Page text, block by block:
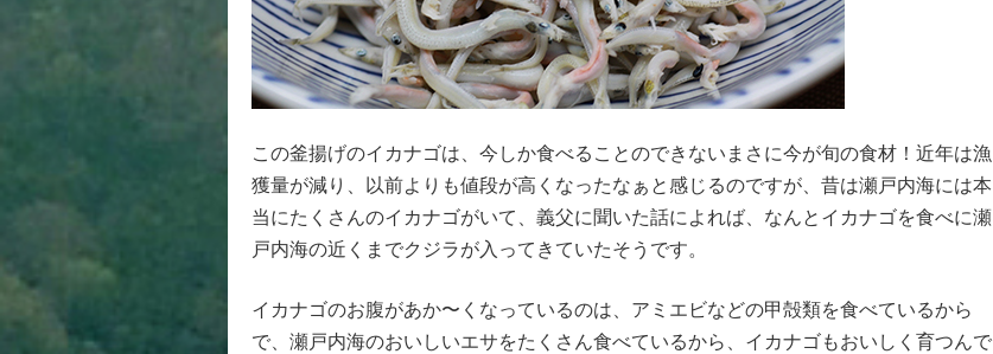
この釜揚げのイカナゴは、今しか食べることのできないまさに今が旬の食材！近年は漁
獲量が減り、以前よりも値段が高くなったなぁと感じるのですが、昔は瀬戸内海には本
当にたくさんのイカナゴがいて、義父に聞いた話によれば、なんとイカナゴを食べに瀬
戸内海の近くまでクジラが入ってきていたそうです。
イカナゴのお腹があか〜くなっているのは、アミエビなどの甲殻類を食べているから
で、瀬戸内海のおいしいエサをたくさん食べているから、イカナゴもおいしく育つんで